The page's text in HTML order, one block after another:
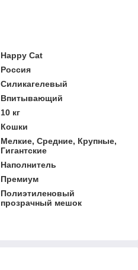
Happy Cat
Россия
Силикагелевый
Впитывающий
10 кг
Кошки
Мелкие, Средние, Крупные,
Гигантские
Наполнитель
Премиум
Полиэтиленовый
прозрачный мешок